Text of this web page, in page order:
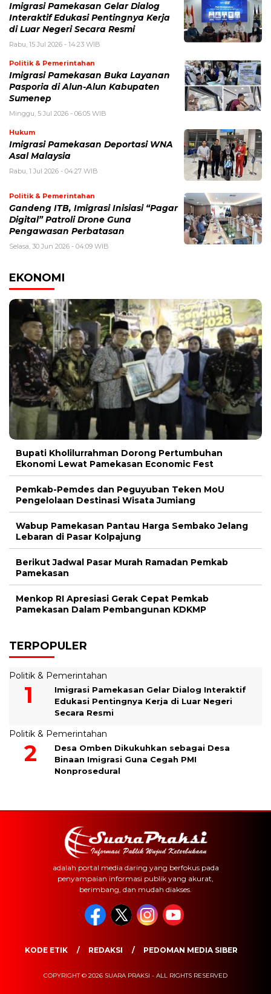
Imigrasi Pamekasan Gelar Dialog
Interaktif Edukasi Pentingnya Kerja
di Luar Negeri Secara Resmi
Rabu, 15 Jul 2026 - 14:23 WIB
Politik & Pemerintahan
Imigrasi Pamekasan Buka Layanan
Pasporia di Alun-Alun Kabupaten
Sumenep
Minggu, 5 Jul 2026 - 06:05 WIB
Hukum
Imigrasi Pamekasan Deportasi WNA
Asal Malaysia
Rabu, 1 Jul 2026 - 04:27 WIB
Politik & Pemerintahan
Gandeng ITB, Imigrasi Inisiasi “Pagar
Digital” Patroli Drone Guna
Pengawasan Perbatasan
Selasa, 30 Jun 2026 - 04:09 WIB
EKONOMI
Bupati Kholilurrahman Dorong Pertumbuhan
Ekonomi Lewat Pamekasan Economic Fest
Pemkab-Pemdes dan Peguyuban Teken MoU
Pengelolaan Destinasi Wisata Jumiang
Wabup Pamekasan Pantau Harga Sembako Jelang
Lebaran di Pasar Kolpajung
Berikut Jadwal Pasar Murah Ramadan Pemkab
Pamekasan
Menkop RI Apresiasi Gerak Cepat Pemkab
Pamekasan Dalam Pembangunan KDKMP
TERPOPULER
Politik & Pemerintahan
Imigrasi Pamekasan Gelar Dialog Interaktif
Edukasi Pentingnya Kerja di Luar Negeri
Secara Resmi
Politik & Pemerintahan
Desa Omben Dikukuhkan sebagai Desa
Binaan Imigrasi Guna Cegah PMI
Nonprosedural
adalah portal media daring yang berfokus pada
penyampaian informasi publik yang akurat,
berimbang, dan mudah diakses.
KODE ETIK REDAKSI PEDOMAN MEDIA SIBER
COPYRIGHT © 2026 SUARA PRAKSI - ALL RIGHTS RESERVED